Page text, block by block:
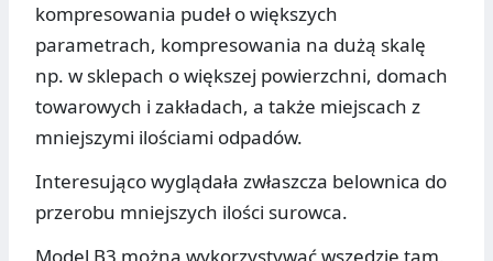
kompresowania pudeł o większych
parametrach, kompresowania na dużą skalę
np. w sklepach o większej powierzchni, domach
towarowych i zakładach, a także miejscach z
mniejszymi ilościami odpadów.
Interesująco wyglądała zwłaszcza belownica do
przerobu mniejszych ilości surowca.